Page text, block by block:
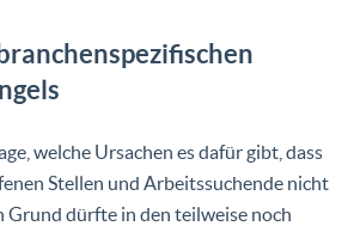
welche Ursachen es dafür gibt, dass
Stellen und Arbeitssuchende nicht
Grund dürfte in den teilweise noch